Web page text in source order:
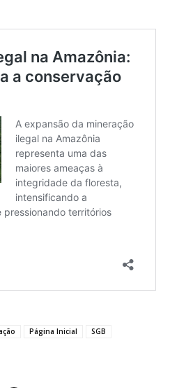
Página Inicial SGB